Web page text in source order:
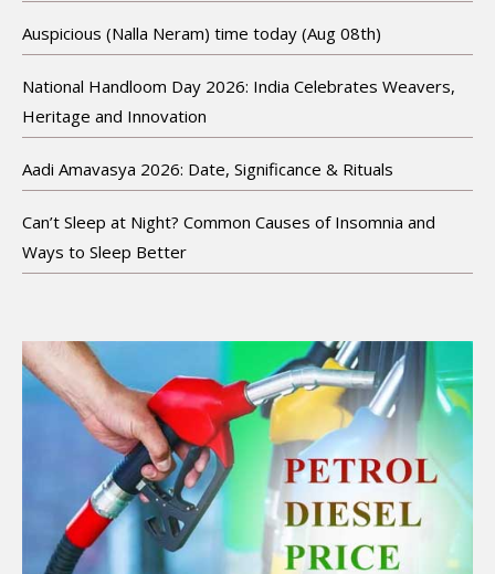
Auspicious (Nalla Neram) time today (Aug 08th)
National Handloom Day 2026: India Celebrates Weavers,
Heritage and Innovation
Aadi Amavasya 2026: Date, Significance & Rituals
Can’t Sleep at Night? Common Causes of Insomnia and
Ways to Sleep Better